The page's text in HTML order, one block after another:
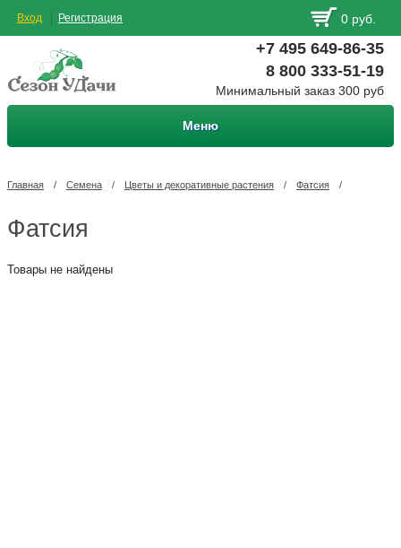
Вход Регистрация 0 руб.
+7 495 649-86-35
8 800 333-51-19
Минимальный заказ 300 руб
Меню
Главная / Семена / Цветы и декоративные растения / Фатсия /
Фатсия
Товары не найдены